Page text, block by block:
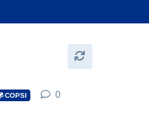
COPSI 00